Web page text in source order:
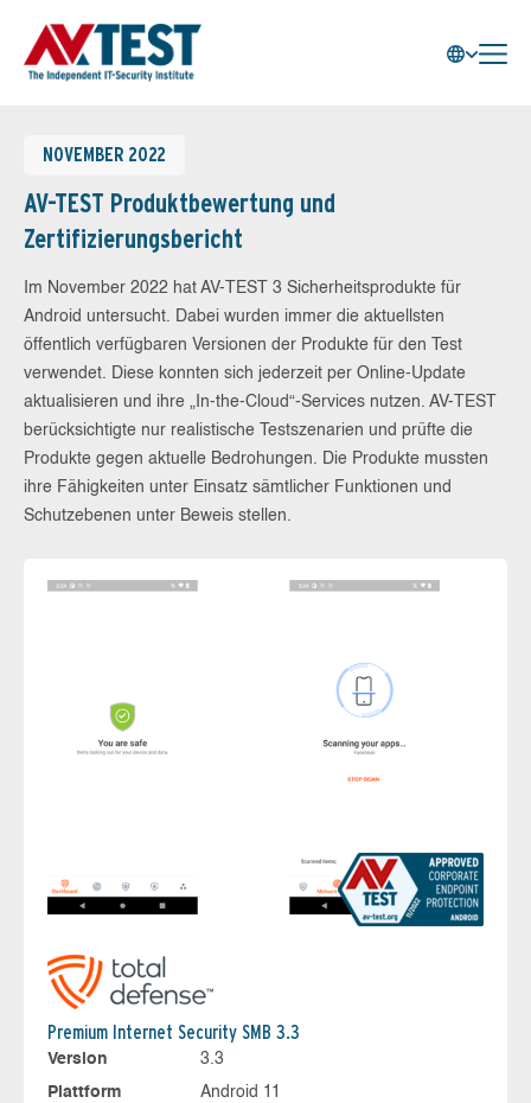
NOVEMBER 2022
AV-TEST Produktbewertung und
Zertifizierungsbericht
Im November 2022 hat AV-TEST 3 Sicherheitsprodukte für
Android untersucht. Dabei wurden immer die aktuellsten
öffentlich verfügbaren Versionen der Produkte für den Test
verwendet. Diese konnten sich jederzeit per Online-Update
aktualisieren und ihre „In-the-Cloud“-Services nutzen. AV-TEST
berücksichtigte nur realistische Testszenarien und prüfte die
Produkte gegen aktuelle Bedrohungen. Die Produkte mussten
ihre Fähigkeiten unter Einsatz sämtlicher Funktionen und
Schutzebenen unter Beweis stellen.
Premium Internet Security SMB 3.3
Version
3.3
Plattform
Android 11